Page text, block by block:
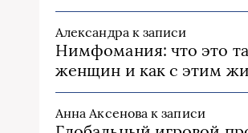
Александра к записи
Нимфомания: что это
женщин и как с этим
Анна Аксенова к записи